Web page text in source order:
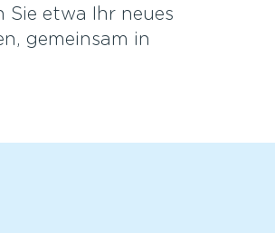
Sie etwa Ihr neues
gemeinsam in